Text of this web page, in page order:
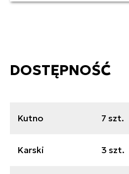
DOSTĘPNOŚĆ
Kutno 7 szt.
Karski 3 szt.